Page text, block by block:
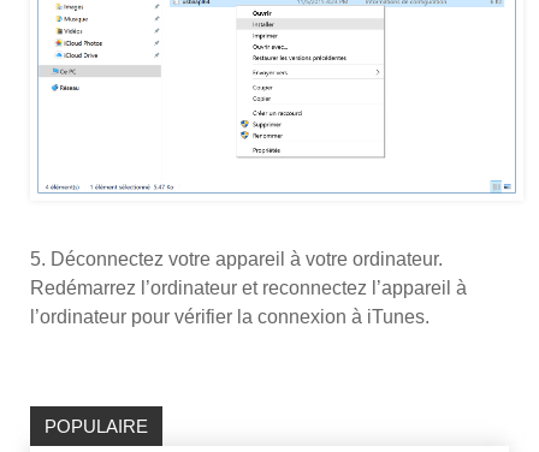
5. Déconnectez votre appareil à votre ordinateur.
Redémarrez l’ordinateur et reconnectez l’appareil à
l’ordinateur pour vérifier la connexion à iTunes.
POPULAIRE